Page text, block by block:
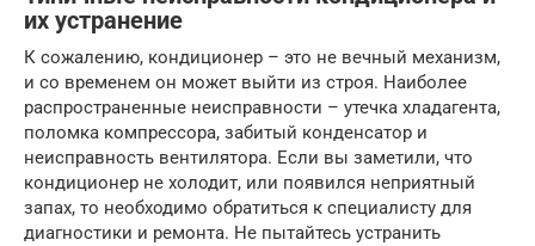
их устранение
К сожалению, кондиционер – это не вечный механизм,
и со временем он может выйти из строя. Наиболее
распространенные неисправности – утечка хладагента,
поломка компрессора, забитый конденсатор и
неисправность вентилятора. Если вы заметили, что
кондиционер не холодит, или появился неприятный
запах, то необходимо обратиться к специалисту для
диагностики и ремонта. Не пытайтесь устранить